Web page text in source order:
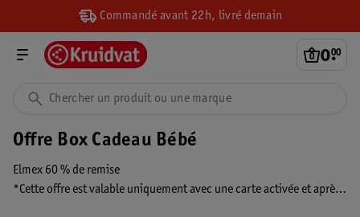
Commandé avant 22h, livré demain
0.
00
Offre Box Cadeau Bébé
Elmex 60 % de remise
*Cette offre est valable uniquement avec une carte activée et après